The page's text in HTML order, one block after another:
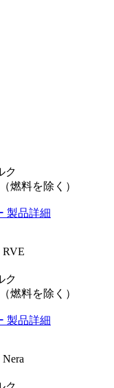
ク
燃料を除く）
製品詳細
RVE
ク
燃料を除く）
製品詳細